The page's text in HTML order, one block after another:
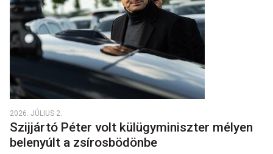
2026. JÚLIUS 2.
Szijjártó Péter volt külügyminiszter mélyen
belenyúlt a zsírosbödönbe